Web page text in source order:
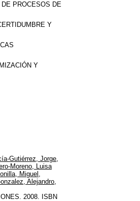
PROCESOS DE
Y
Y
Gutiérrez, Jorge,
Moreno, Luisa
Miguel ,
Alejandro,
2008. ISBN